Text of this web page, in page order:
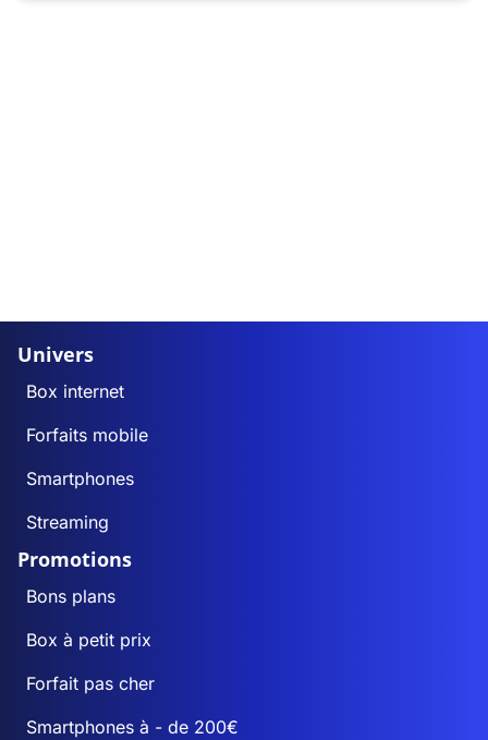
Univers
Box internet
Forfaits mobile
Smartphones
Streaming
Promotions
Bons plans
Box à petit prix
Forfait pas cher
Smartphones à - de 200€